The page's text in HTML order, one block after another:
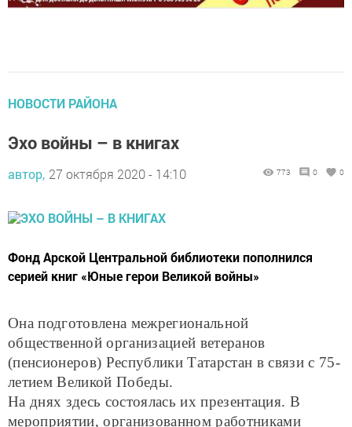
НОВОСТИ РАЙОНА
Эхо войны – в книгах
автор, 27 октября 2020 - 14:10 773 0 0
Фонд Арской Центральной библиотеки пополнился
серией книг «Юные герои Великой войны»
Она подготовлена межрегиональной
общественной организацией ветеранов
(пенсионеров) Республики Татарстан в связи с 75-
летием Великой Победы.
На днях здесь состоялась их презентация. В
мероприятии, организованном работниками